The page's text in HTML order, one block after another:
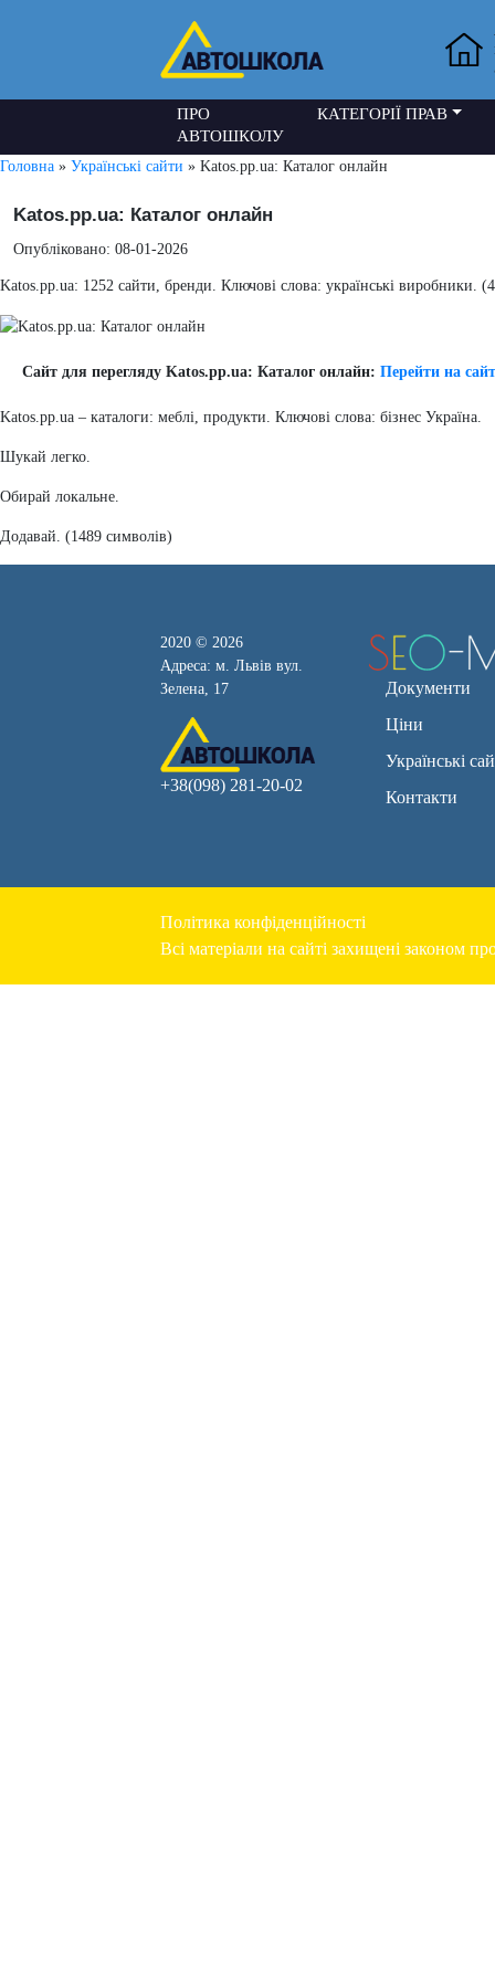
ПРО
АВТОШКОЛУ
КАТЕГОРІЇ ПРАВ
Головна » Українські сайти » Katos.pp.ua: Каталог онлайн
Katos.pp.ua: Каталог онлайн
Опубліковано: 08-01-2026
Katos.pp.ua: 1252 сайти, бренди. Ключові слова: українські виробники.
Сайт для перегляду Katos.pp.ua: Каталог онлайн: Перейти на сайт
Katos.pp.ua – каталоги: меблі, продукти. Ключові слова: бізнес Україна.
Шукай легко.
Обирай локальне.
Додавай. (1489 символів)
2020 © 2026
Адреса: м. Львів вул.
Зелена, 17
+38(098) 281-20-02
Документи
Ціни
Українські
Контакти
Політика конфіденційності
Всі матеріали на сайті захищені законом